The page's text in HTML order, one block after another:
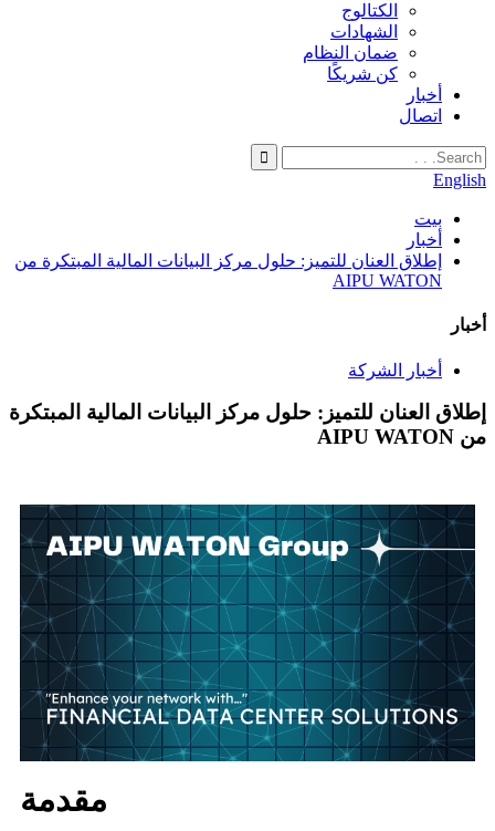
الكتالوج
الشهادات
ضمان النظام
كن شريكًا
أخبار
اتصال
English
بيت
أخبار
إطلاق العنان للتميز: حلول مركز البيانات المالية المبتكرة من
AIPU WATON
أخبار
أخبار الشركة
إطلاق العنان للتميز: حلول مركز البيانات المالية المبتكرة
من AIPU WATON
مقدمة